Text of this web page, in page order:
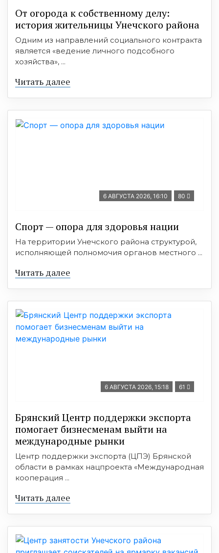
От огорода к собственному делу:
история жительницы Унечского района
Одним из направлений социального контракта
является «ведение личного подсобного
хозяйства», ...
Читать далее
6 АВГУСТА 2026, 16:10 80
Спорт — опора для здоровья нации
На территории Унечского района структурой,
исполняющей полномочия органов местного ...
Читать далее
6 АВГУСТА 2026, 15:18 61
Брянский Центр поддержки экспорта
помогает бизнесменам выйти на
международные рынки
Центр поддержки экспорта (ЦПЭ) Брянской
области в рамках нацпроекта «Международная
кооперация ...
Читать далее